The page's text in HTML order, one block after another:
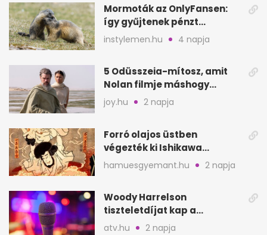
Mormoták az OnlyFansen:
így gyűjtenek pénzt
amerikai kutatók
instylemen.hu 4 napja
5 Odüsszeia-mítosz, amit
Nolan filmje máshogy
mutat, mint Homérosz
joy.hu 2 napja
Forró olajos üstben
végezték ki Ishikawa
Goemont, Japán Robin
Hoodját
hamuesgyemant.hu 2 napja
Woody Harrelson
tiszteletdíjat kap a
Szarajevói Filmfesztiválon
atv.hu 2 napja